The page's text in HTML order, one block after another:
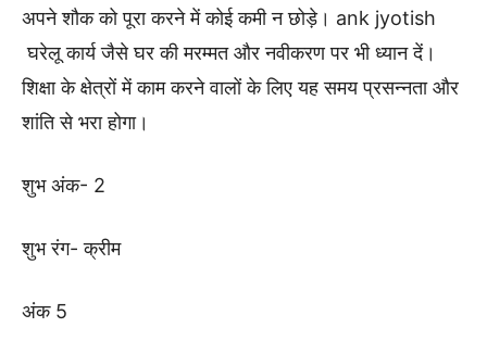
अपने शौक को पूरा करने में कोई कमी न छोड़े। ank jyotish
घरेलू कार्य जैसे घर की मरम्मत और नवीकरण पर भी ध्यान दें।
शिक्षा के क्षेत्रों में काम करने वालों के लिए यह समय प्रसन्नता और
शांति से भरा होगा।
शुभ अंक- 2
शुभ रंग- क्रीम
अंक 5